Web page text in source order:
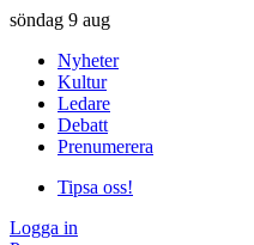
söndag 9 aug
Nyheter
Kultur
Ledare
Debatt
Prenumerera
Tipsa oss!
Logga in